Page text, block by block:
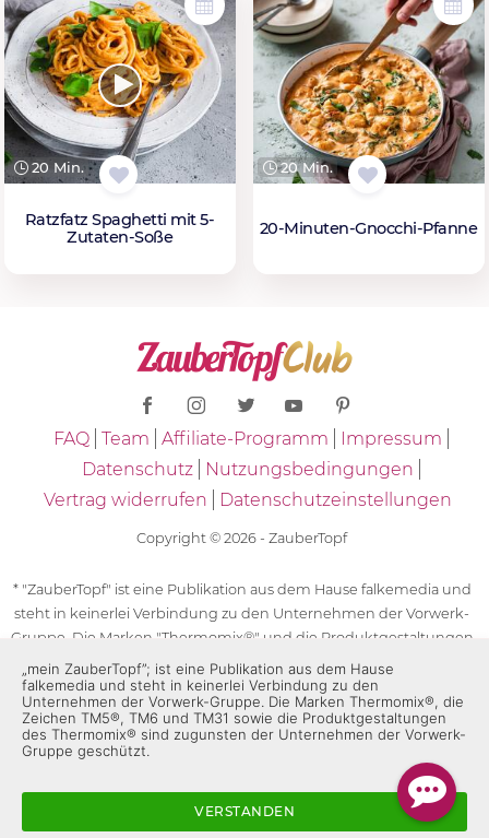
20 Min.
Ratzfatz Spaghetti mit 5-
Zutaten-Soße
20 Min.
20-Minuten-Gnocchi-Pfanne
FAQ Team Affiliate-Programm
Impressum
Datenschutz
Nutzungsbedingungen
Vertrag widerrufen
Datenschutzeinstellungen
Copyright © 2026 - ZauberTopf
* "ZauberTopf" ist eine Publikation aus dem Hause falkemedia und
steht in keinerlei Verbindung zu den Unternehmen der Vorwerk-
Gruppe. Die Marken "Thermomix®" und die Produktgestaltungen
des "Thermomix®" sind eingetragene Marken der Unternehmen
der Vorwerk-Gruppe. Die Marken Thermomix®, die Zeichen TM5®,
TM6 und TM31 sowie die Produktgestaltungen des Thermomix®
sind zugunsten der Unternehmen der Vorwerk-Gruppe
geschützt. Für die Rezeptangaben in "ZauberTopf" ist
„mein ZauberTopf”; ist eine Publikation aus dem Hause
falkemedia und steht in keinerlei Verbindung zu den
Unternehmen der Vorwerk-Gruppe. Die Marken Thermomix®, die
Zeichen TM5®, TM6 und TM31 sowie die Produktgestaltungen
des Thermomix® sind zugunsten der Unternehmen der Vorwerk-
Gruppe geschützt.
VERSTANDEN